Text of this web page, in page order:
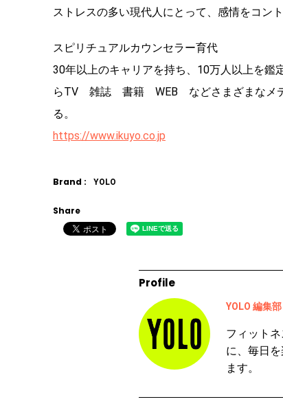
ストレスの多い現代人にとって、感情をコン
スピリチュアルカウンセラー育代
30年以上のキャリアを持ち、10万人以上を鑑
らTV 雑誌 書籍 WEB などさまざまなメデ
る。
https://www.ikuyo.co.jp
Brand : YOLO
Share
Profile
YOLO 編集部
フィット
に、毎日
ます。